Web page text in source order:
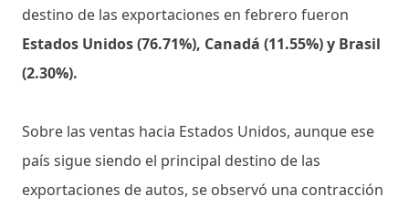
destino de las exportaciones en febrero fueron
Estados Unidos (76.71%), Canadá (11.55%) y Brasil
(2.30%).
Sobre las ventas hacia Estados Unidos, aunque ese
país sigue siendo el principal destino de las
exportaciones de autos, se observó una contracción